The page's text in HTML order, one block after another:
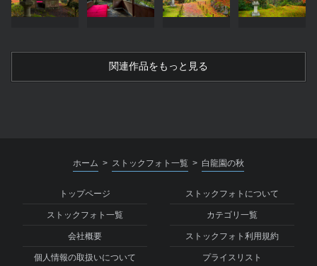
関連作品をもっと見る
ホーム > ストックフォト一覧 > 白龍園の秋
トップページ ストックフォトについて
ストックフォト一覧 カテゴリ一覧
会社概要 ストックフォト利用規約
個人情報の取扱いについて プライスリスト